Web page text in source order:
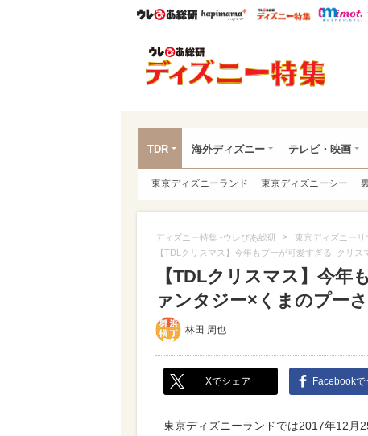
ウレぴあ総研ハピママ* ウレぴ
TDR 海外ディズニー テレビ・映画
東京ディズニーランド 東京ディズニーシー
ディズニー特集 -ウレぴあ総研 > 東京ディズニーリ
【TDLクリスマス】今年もプーが可愛すぎる! クリ
【TDLクリスマス】今年
ァンタジー×くまのプー
林田 周也
Xでシェア Facebookで
東京ディズニーランドでは2017年12月